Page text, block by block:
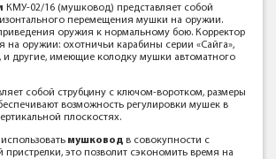
КМУ-02/16 (мушковод) представляет собой
перемещения мушки на оружии.
оружия к нормальному бою. Корректор
на оружии: охотничьи карабины серии «Сайга»,
и другие, имеющие колодку мушки автоматного
собой струбцину с ключом-воротком, размеры
возможность регулировки мушек в
плоскостях.
мушковод в совокупности с
это позволит сэкономить время на